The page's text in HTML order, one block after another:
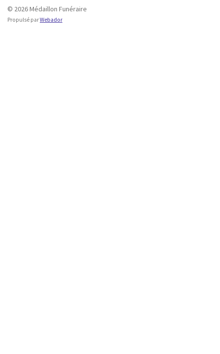
© 2026 Médaillon Funéraire
Propulsé parWebador